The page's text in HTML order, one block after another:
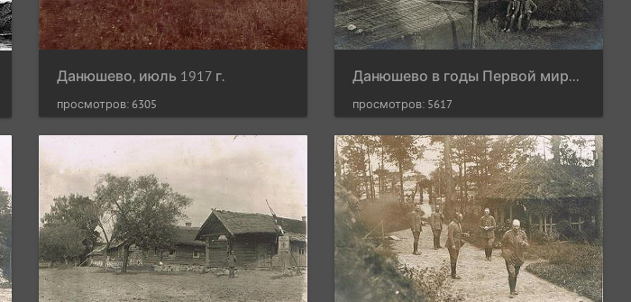
Данюшево, июль 1917 г.
просмотров: 6305
Данюшево в годы Первой мировой войны
просмотров: 5617